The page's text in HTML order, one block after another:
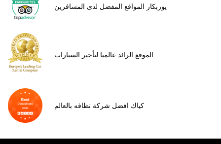
يوربكار المواقع المفضل لدى المسافرين
الموقع الرائد عالميا لتأجير السيارات
كياك افضل شركة نظافه بالعالم